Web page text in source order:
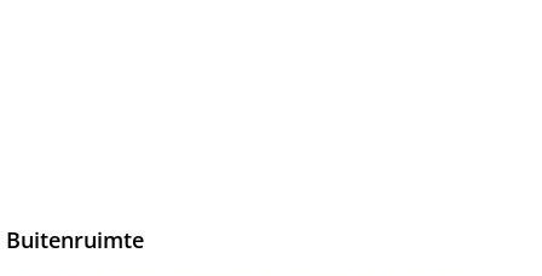
Buitenruimte